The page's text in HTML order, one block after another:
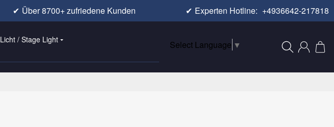
✔ Über 8700+ zufriedene Kunden ✔ Experten Hotline: +4936642-217818
Licht / Stage Light
Select Language ▼